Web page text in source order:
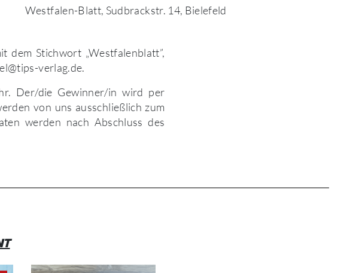
Westfalen-Blatt, Sudbrackstr. 14, Bielefeld
dem Stichwort „Westfalenblatt”,
verlag.de.
Der/die Gewinner/in wird per
von uns ausschließlich zum
werden nach Abschluss des